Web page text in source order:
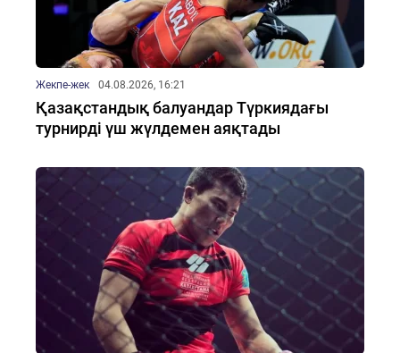
Жекпе-жек 04.08.2026, 16:21
Қазақстандық балуандар Түркиядағы
турнирді үш жүлдемен аяқтады